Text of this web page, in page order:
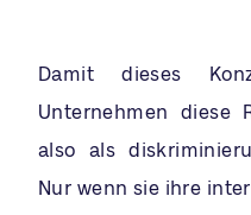
Damit dieses
Unternehmen diese
also als
Nur wenn sie ihre